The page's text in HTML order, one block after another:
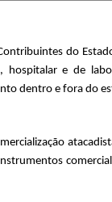
do
hospitalar e de
dentro e fora do